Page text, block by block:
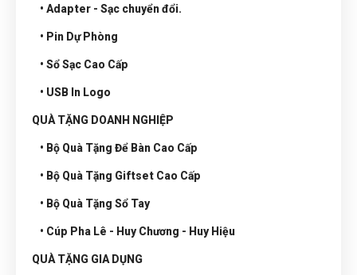
• Adapter - Sạc chuyển đổi.
• Pin Dự Phòng
• Sổ Sạc Cao Cấp
• USB In Logo
QUÀ TẶNG DOANH NGHIỆP
• Bộ Quà Tặng Để Bàn Cao Cấp
• Bộ Quà Tặng Giftset Cao Cấp
• Bộ Quà Tặng Sổ Tay
• Cúp Pha Lê - Huy Chương - Huy Hiệu
QUÀ TẶNG GIA DỤNG